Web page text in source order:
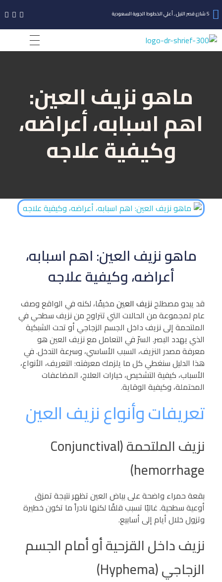
5 شارع قصر النيل , أعلي الخطوط الجوية السعودية
أ.د شريف ممتاز حجازى
أستاذ طب وجراحة العيون بكلية الطب القصر العيني، جامعة القاهرة.
ماهو نزيف العين:
اهم اسبابه، أعراضه،
وكيفية علاجه
ماهو نزيف العين: اهم اسبابه،
أعراضه، وكيفية علاجه
قد يبدو مصطلحنزيف العينمخيفًا، لكنه في الواقع وصف
عام لمجموعة من الحالات التي تتراوح من نزيف سطحي في
الملتحمة إلى نزيف داخل الجسم الزجاجي أو تحت الشبكية
الذي يهدد البصر. السرّ في التعامل مع نزيف العين هو
معرفة مصدر النزيف، السبب الأساسي، وسرعة التدخل. في
هذا الدليل سنغطي كل ما يلزمك معرفته: التعريف، الأنواع،
الأسباب، كيفية التشخيص، خيارات العلاج، المضاعفات
المحتملة، وكيفية الوقاية.
تعريفات وأنواع نزيف العين
نزيف الملتحمة (Conjunctival
hemorrhage)
بقعة حمراء واضحة على بياض العين تظهر نتيجة تمزق
أوعية سطحية. غالبًا تسبب قلقًا لكنها نادراً ما تكون خطيرة
وتزول خلال أيام إلى أسابيع.
نزيف داخل القزحية أو أمام الجسم
الزجاجي (Hyphema)